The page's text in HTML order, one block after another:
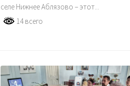
селе Нижнее Аблязово – этот...
14 всего